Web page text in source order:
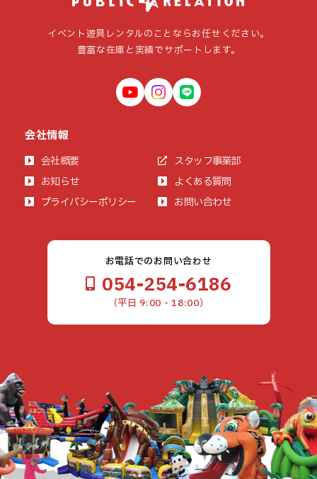
イベント遊具レンタルのことならお任せください。
豊富な在庫と実績でサポートします。
会社情報
会社概要
スタッフ事業部
お知らせ
よくある質問
プライバシーポリシー
お問い合わせ
お電話でのお問い合わせ
054-254-6186
（平日 9:00 - 18:00）